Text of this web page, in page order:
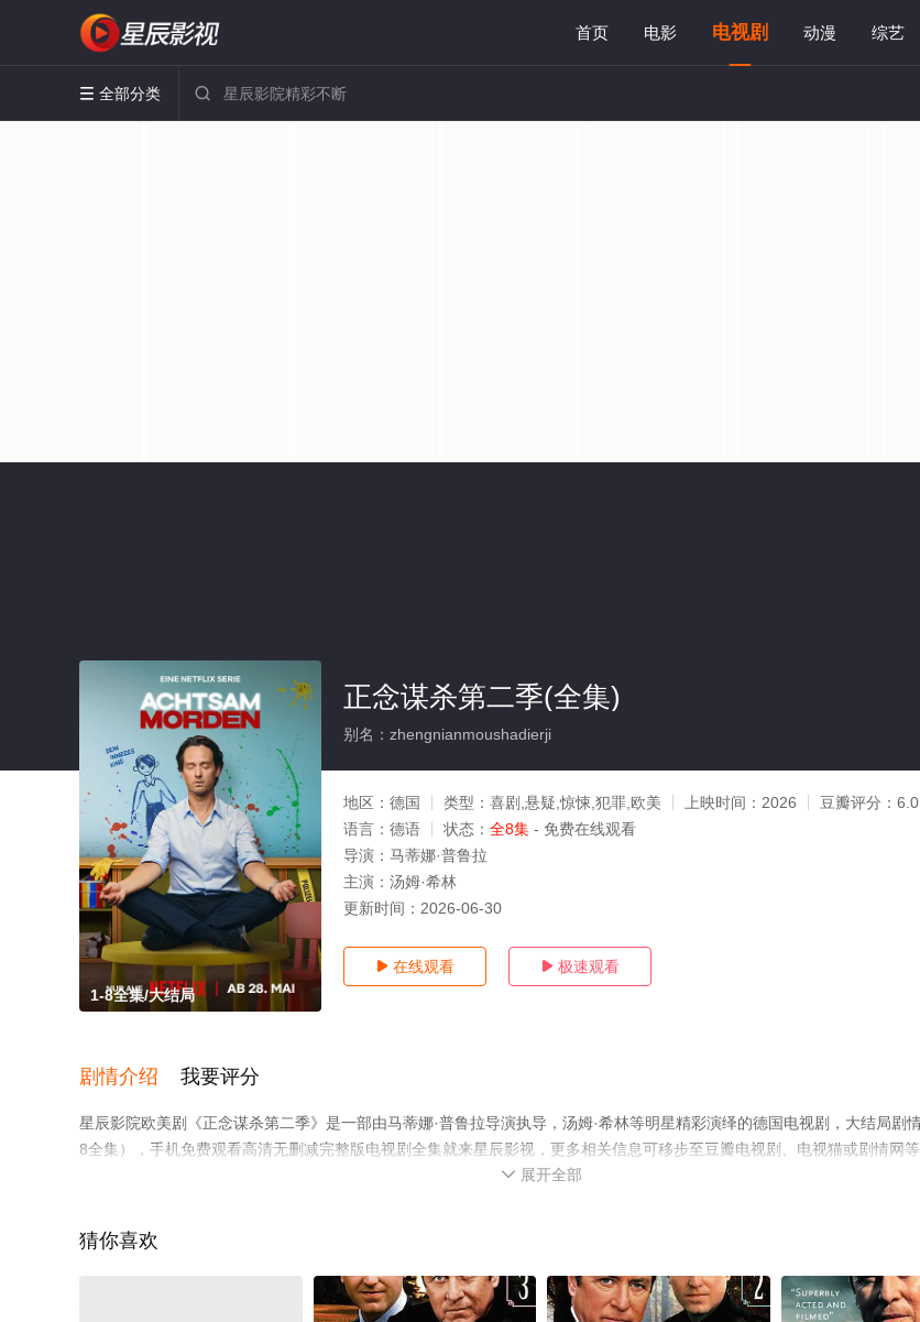
首页 电影 电视剧 动漫 综艺
 全部分类 
1-8全集/大结局
正念谋杀第二季(全集)
别名：zhengnianmoushadierji
地区： 德国 类型： 喜剧,悬疑,惊悚,犯罪,欧美 上映时间： 2026 豆瓣评分： 6.0
语言： 德语 状态： 全8集 - 免费在线观看
导演： 马蒂娜·普鲁拉
主演： 汤姆·希林
更新时间： 2026-06-30
 在线观看  极速观看
剧情介绍 我要评分
星辰影院欧美剧《正念谋杀第二季》是一部由马蒂娜·普鲁拉导演执导，汤姆·希林等明星精彩演绎的德国电视剧，大结局剧
8全集），手机免费观看高清无删减完整版电视剧全集就来星辰影视，更多相关信息可移步至豆瓣电视剧、电视猫或剧情网等
 展开全部
猜你喜欢